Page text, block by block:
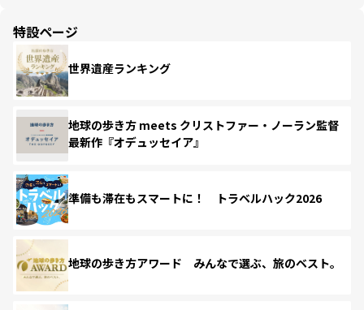
特設ページ
世界遺産ランキング
地球の歩き方 meets クリストファー・ノーラン監督
最新作『オデュッセイア』
準備も滞在もスマートに！ トラベルハック2026
地球の歩き方アワード みんなで選ぶ、旅のベスト。